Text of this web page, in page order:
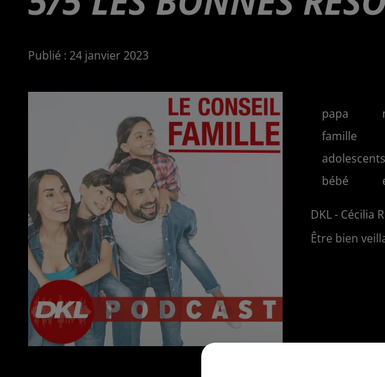
Publié : 24 janvier 2023
papa
famille
adolescents
bébé
DKL - Cécilia
Être bien